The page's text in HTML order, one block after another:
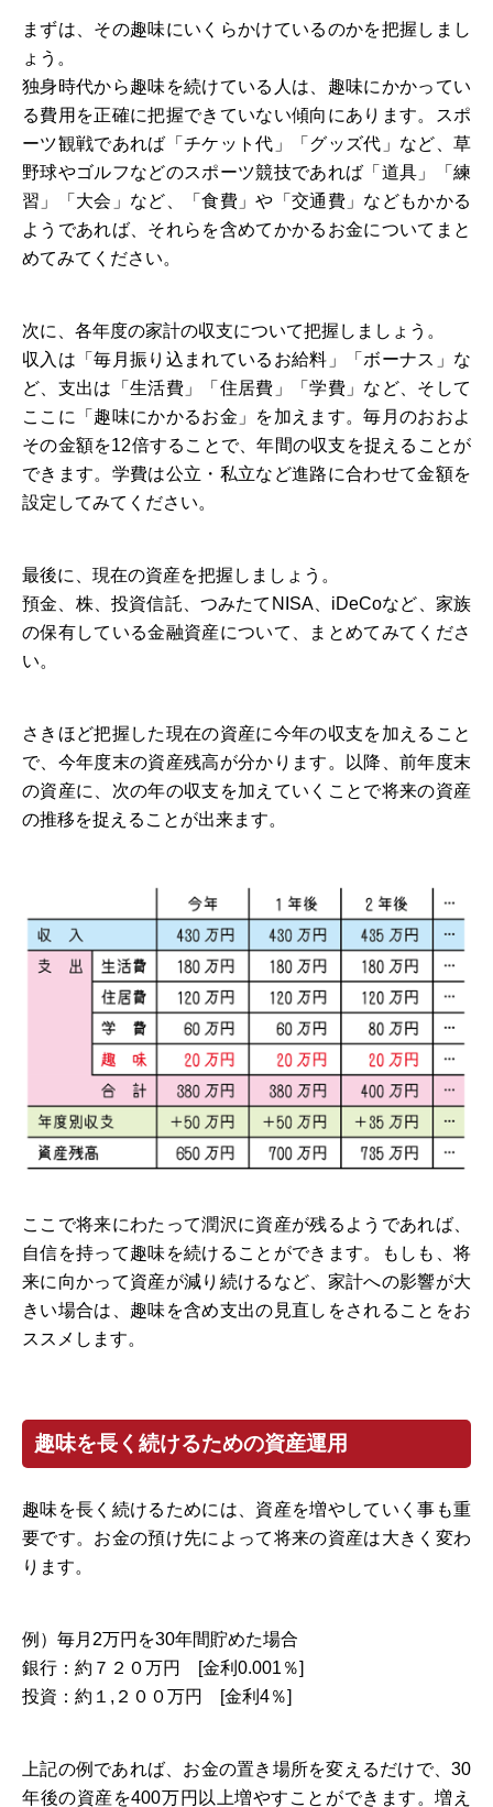
まずは、その趣味にいくらかけているのかを把握しまし
ょう。
独身時代から趣味を続けている人は、趣味にかかってい
る費用を正確に把握できていない傾向にあります。スポ
ーツ観戦であれば「チケット代」「グッズ代」など、草
野球やゴルフなどのスポーツ競技であれば「道具」「練
習」「大会」など、「食費」や「交通費」などもかかる
ようであれば、それらを含めてかかるお金についてまと
めてみてください。
次に、各年度の家計の収支について把握しましょう。
収入は「毎月振り込まれているお給料」「ボーナス」な
ど、支出は「生活費」「住居費」「学費」など、そして
ここに「趣味にかかるお金」を加えます。毎月のおおよ
その金額を12倍することで、年間の収支を捉えることが
できます。学費は公立・私立など進路に合わせて金額を
設定してみてください。
最後に、現在の資産を把握しましょう。
預金、株、投資信託、つみたてNISA、iDeCoなど、家族
の保有している金融資産について、まとめてみてくださ
い。
さきほど把握した現在の資産に今年の収支を加えること
で、今年度末の資産残高が分かります。以降、前年度末
の資産に、次の年の収支を加えていくことで将来の資産
の推移を捉えることが出来ます。
ここで将来にわたって潤沢に資産が残るようであれば、
自信を持って趣味を続けることができます。もしも、将
来に向かって資産が減り続けるなど、家計への影響が大
きい場合は、趣味を含め支出の見直しをされることをお
ススメします。
趣味を長く続けるための資産運用
趣味を長く続けるためには、資産を増やしていく事も重
要です。お金の預け先によって将来の資産は大きく変わ
ります。
例）毎月2万円を30年間貯めた場合
銀行：約７２０万円 [金利0.001％]
投資：約１,２００万円 [金利4％]
上記の例であれば、お金の置き場所を変えるだけで、30
年後の資産を400万円以上増やすことができます。増え